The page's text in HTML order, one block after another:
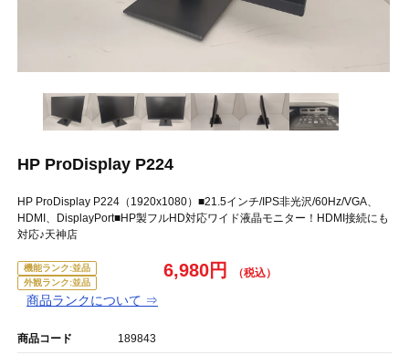
HP ProDisplay P224
HP ProDisplay P224（1920x1080）■21.5インチ/IPS非光沢/60Hz/VGA、
HDMI、DisplayPort■HP製フルHD対応ワイド液晶モニター！HDMI接続にも
対応♪天神店
機能ランク:並品
外観ランク:並品
商品ランクについて ⇒
6,980円
商品コード 189843